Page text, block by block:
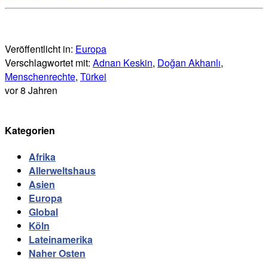
Veröffentlicht in: Europa
Verschlagwortet mit: Adnan Keskin, Doğan Akhanlı,
Menschenrechte, Türkei
vor 8 Jahren
Kategorien
Afrika
Allerweltshaus
Asien
Europa
Global
Köln
Lateinamerika
Naher Osten